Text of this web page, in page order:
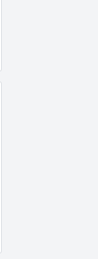
ダー